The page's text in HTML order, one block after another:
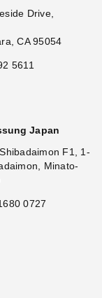
Drive,
CA 95054
5611
Japan
F1, 1-
Minato-
0727